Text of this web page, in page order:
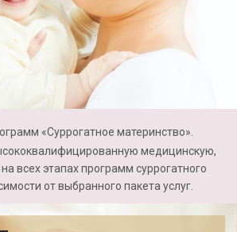
«Суррогатное материнство».
медицинскую,
всехэтапахпрограмм суррогатного
от выбранного пакета услуг.